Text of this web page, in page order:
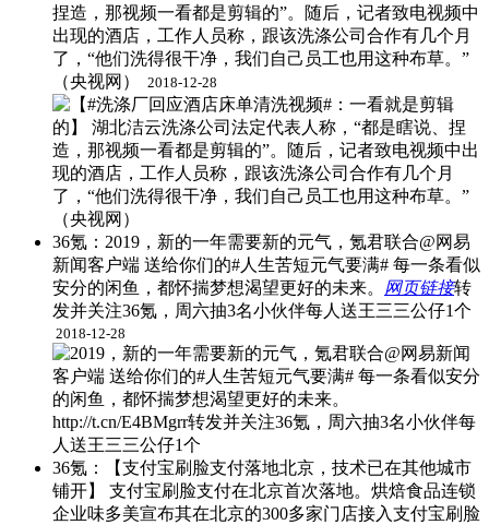
捏造，那视频一看都是剪辑的”。随后，记者致电视频中
出现的酒店，工作人员称，跟该洗涤公司合作有几个月
了，“他们洗得很干净，我们自己员工也用这种布草。”
（央视网） ​
2018-12-28
36氪：2019，新的一年需要新的元气，氪君联合@网易
新闻客户端 送给你们的#人生苦短元气要满# 每一条看似
安分的闲鱼，都怀揣梦想渴望更好的未来。 网页链接转
发并关注36氪，周六抽3名小伙伴每人送王三三公仔1个 ​
2018-12-28
36氪：【支付宝刷脸支付落地北京，技术已在其他城市
铺开】 支付宝刷脸支付在北京首次落地。烘焙食品连锁
企业味多美宣布其在北京的300多家门店接入支付宝刷脸